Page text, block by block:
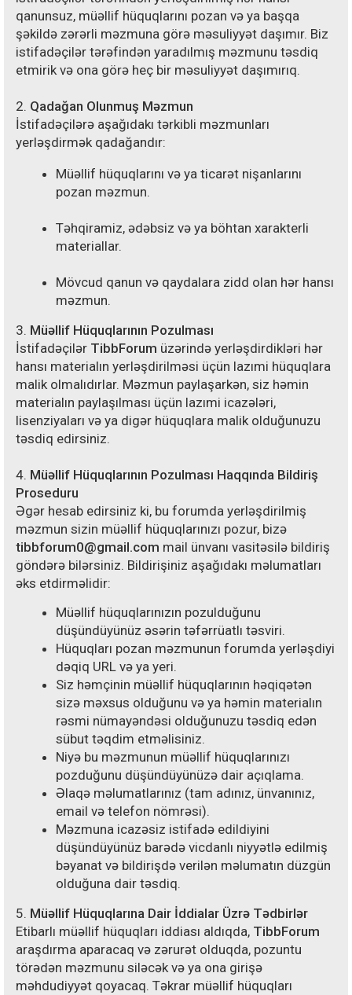
qanunsuz, müəllif hüquqlarını pozan və ya başqa
şəkildə zərərli məzmuna görə məsuliyyət daşımır. Biz
istifadəçilər tərəfindən yaradılmış məzmunu təsdiq
etmirik və ona görə heç bir məsuliyyət daşımırıq.
2. Qadağan Olunmuş Məzmun
İstifadəçilərə aşağıdakı tərkibli məzmunları
yerləşdirmək qadağandır:
Müəllif hüquqlarını və ya ticarət nişanlarını
pozan məzmun.
Təhqiramiz, ədəbsiz və ya böhtan xarakterli
materiallar.
Mövcud qanun və qaydalara zidd olan hər hansı
məzmun.
3. Müəllif Hüquqlarının Pozulması
İstifadəçilər TibbForum üzərində yerləşdirdikləri hər
hansı materialın yerləşdirilməsi üçün lazımi hüquqlara
malik olmalıdırlar. Məzmun paylaşarkən, siz həmin
materialın paylaşılması üçün lazımi icazələri,
lisenziyaları və ya digər hüquqlara malik olduğunuzu
təsdiq edirsiniz.
4. Müəllif Hüquqlarının Pozulması Haqqında Bildiriş
Proseduru
Əgər hesab edirsiniz ki, bu forumda yerləşdirilmiş
məzmun sizin müəllif hüquqlarınızı pozur, bizə
tibbforum0@gmail.com mail ünvanı vasitəsilə bildiriş
göndərə bilərsiniz. Bildirişiniz aşağıdakı məlumatları
əks etdirməlidir:
Müəllif hüquqlarınızın pozulduğunu
düşündüyünüz əsərin təfərrüatlı təsviri.
Hüquqları pozan məzmunun forumda yerləşdiyi
dəqiq URL və ya yeri.
Siz həmçinin müəllif hüquqlarının həqiqətən
sizə məxsus olduğunu və ya həmin materialın
rəsmi nümayəndəsi olduğunuzu təsdiq edən
sübut təqdim etməlisiniz.
Niyə bu məzmunun müəllif hüquqlarınızı
pozduğunu düşündüyünüzə dair açıqlama.
Əlaqə məlumatlarınız (tam adınız, ünvanınız,
email və telefon nömrəsi).
Məzmuna icazəsiz istifadə edildiyini
düşündüyünüz barədə vicdanlı niyyətlə edilmiş
bəyanat və bildirişdə verilən məlumatın düzgün
olduğuna dair təsdiq.
5. Müəllif Hüquqlarına Dair İddialar Üzrə Tədbirlər
Etibarlı müəllif hüquqları iddiası aldıqda, TibbForum
araşdırma aparacaq və zərurət olduqda, pozuntu
törədən məzmunu siləcək və ya ona girişə
məhdudiyyət qoyacaq. Təkrar müəllif hüquqları